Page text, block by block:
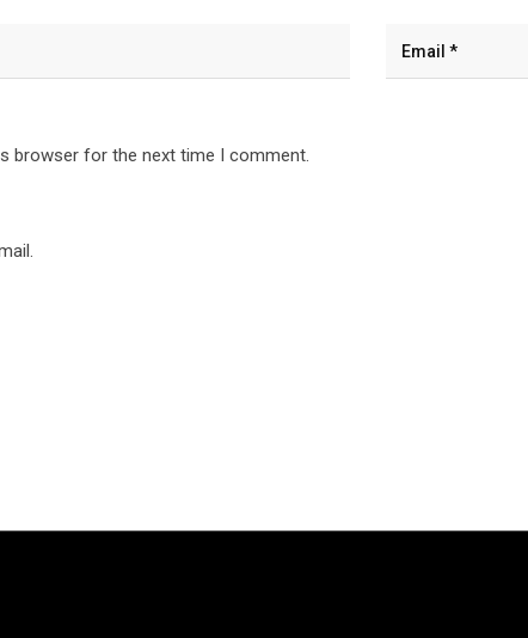
browser for the next time I comment.